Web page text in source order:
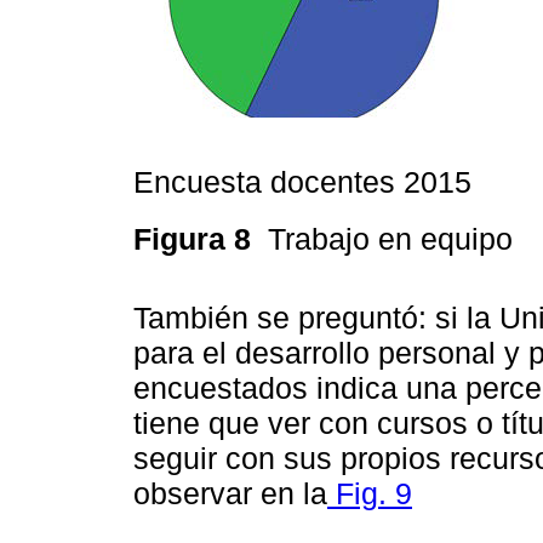
Encuesta docentes 2015
Figura 8 Trabajo en equipo
También se preguntó: si la
para el desarrollo personal y
encuestados indica una
tiene que ver con cursos o
seguir con sus propios
observar en la Fig. 9